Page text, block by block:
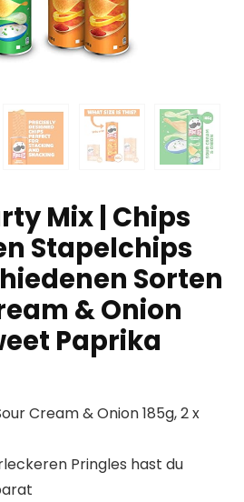
Mix | Chips
Stapelchips
Sorten
& Onion
Paprika
Cream & Onion 185g, 2 x
Pringles hast du